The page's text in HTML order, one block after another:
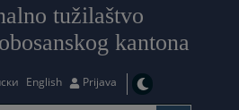
tužilaštvo
kantona
English Prijava